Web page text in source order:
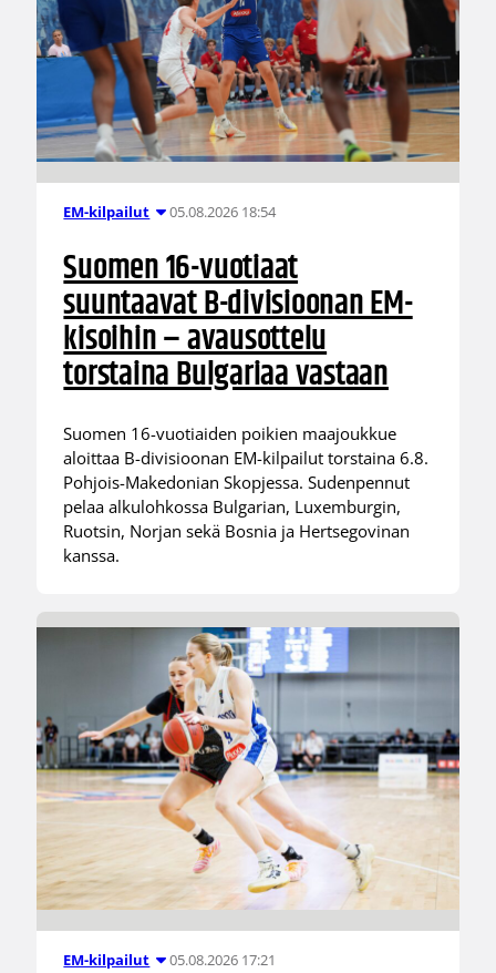
EM-kilpailut 05.08.2026 18:54
Suomen 16-vuotiaat
suuntaavat B-divisioonan EM-
kisoihin – avausottelu
torstaina Bulgariaa vastaan
Suomen 16-vuotiaiden poikien maajoukkue
aloittaa B-divisioonan EM-kilpailut torstaina 6.8.
Pohjois-Makedonian Skopjessa. Sudenpennut
pelaa alkulohkossa Bulgarian, Luxemburgin,
Ruotsin, Norjan sekä Bosnia ja Hertsegovinan
kanssa.
EM-kilpailut 05.08.2026 17:21